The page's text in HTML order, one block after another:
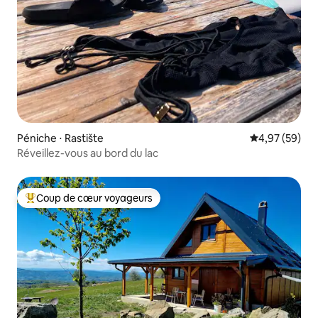
Péniche ⋅ Rastište Évaluation
4,97 (59)
Réveillez-vous au bord du lac
Coups de cœur voyageurs les plus appréciés
Coup de cœur voyageurs